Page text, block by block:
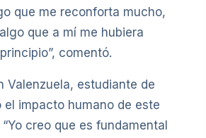
que me reconforta mucho,
que a mí me hubiera
comentó.
Valenzuela, estudiante de
el impacto humano de este
creo que es fundamental